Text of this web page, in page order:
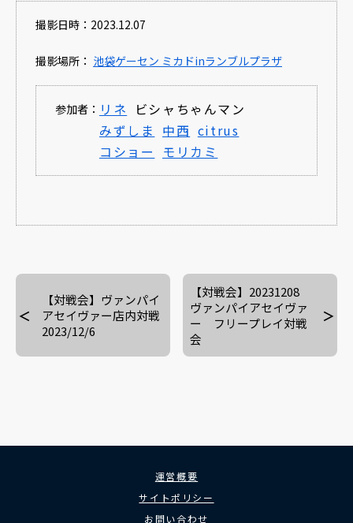
撮影日時：2023.12.07
撮影場所： 池袋ゲーセン ミカドinランブルプラザ
参加者： リネ
ビシャちゃんマン
みずしま 中西 citrus
コショー
モリカミ
【対戦会】ヴァンパイ
アセイヴァー店内対戦
2023/12/6
【対戦会】20231208
ヴァンパイアセイヴァ
ー フリープレイ対戦
会
運営概要
サイトポリシー
お問い合わせ